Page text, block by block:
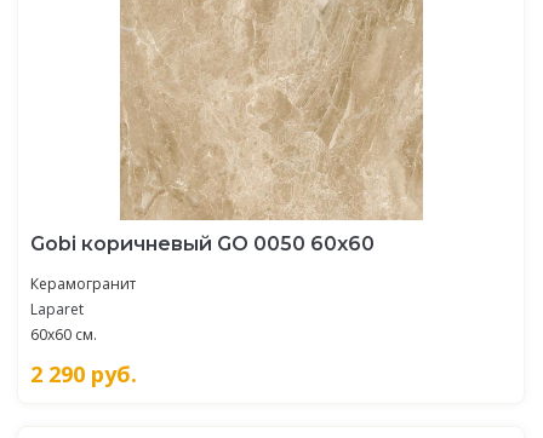
Gobi коричневый GO 0050 60х60
Керамогранит
Laparet
60x60 см.
2 290 руб.